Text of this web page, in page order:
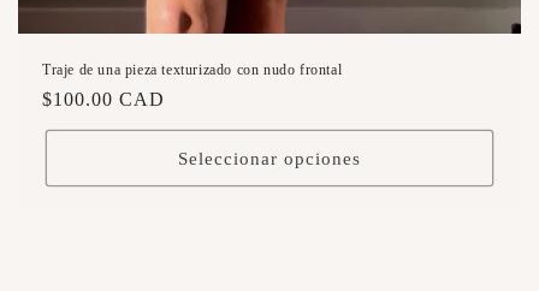
Traje de una pieza texturizado con nudo frontal
Precio
habitual
$100.00 CAD
Seleccionar opciones